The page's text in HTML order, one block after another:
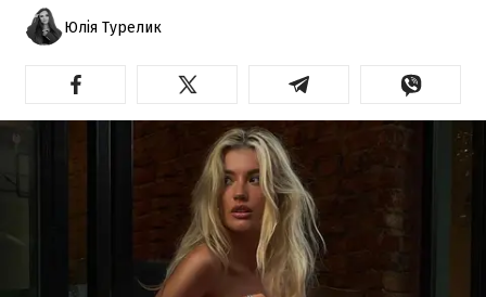
Юлія Турелик